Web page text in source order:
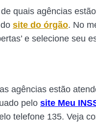
quais agências
site do órgão. No
e selecione seu
agências estão
pelo site Meu
telefone 135. Veja